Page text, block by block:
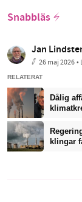
Snabbläs
Jan
26 maj 2026•
RELATERAT
Dålig
klingar